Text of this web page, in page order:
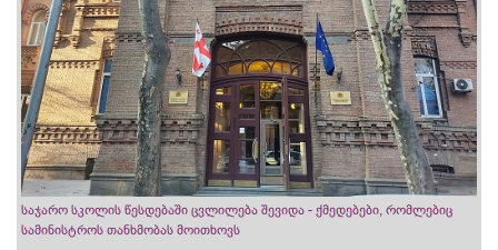
საჯარო სკოლის წესდებაში ცვლილება შევიდა - ქმედებები, რომლებიც
სამინისტროს თანხმობას მოითხოვს